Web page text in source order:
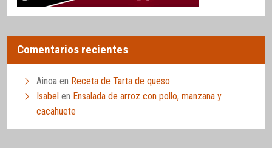
Comentarios recientes
Ainoa en Receta de Tarta de queso
Isabel en Ensalada de arroz con pollo, manzana y
cacahuete